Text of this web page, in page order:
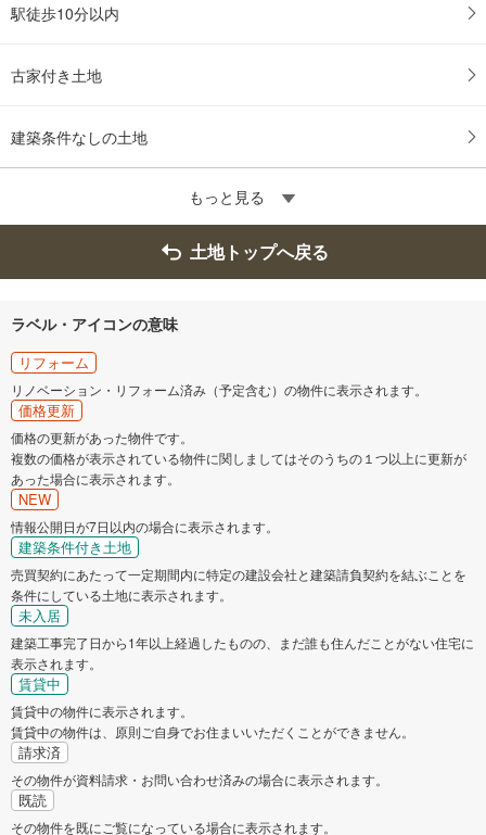
駅徒歩10分以内
古家付き土地
建築条件なしの土地
もっと見る
土地トップへ戻る
ラベル・アイコンの意味
リフォーム
リノベーション・リフォーム済み（予定含む）の物件に表示されます。
価格更新
価格の更新があった物件です。
複数の価格が表示されている物件に関しましてはそのうちの１つ以上に更新が
あった場合に表示されます。
NEW
情報公開日が7日以内の場合に表示されます。
建築条件付き土地
売買契約にあたって一定期間内に特定の建設会社と建築請負契約を結ぶことを
条件にしている土地に表示されます。
未入居
建築工事完了日から1年以上経過したものの、まだ誰も住んだことがない住宅に
表示されます。
賃貸中
賃貸中の物件に表示されます。
賃貸中の物件は、原則ご自身でお住まいいただくことができません。
請求済
その物件が資料請求・お問い合わせ済みの場合に表示されます。
既読
その物件を既にご覧になっている場合に表示されます。